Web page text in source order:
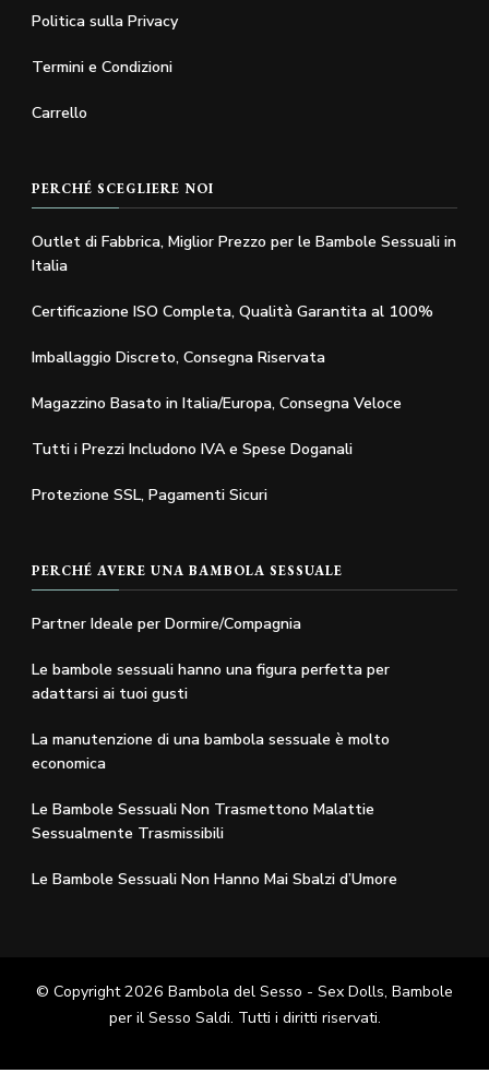
Politica sulla Privacy
Termini e Condizioni
Carrello
PERCHÉ SCEGLIERE NOI
Outlet di Fabbrica, Miglior Prezzo per le Bambole Sessuali in
Italia
Certificazione ISO Completa, Qualità Garantita al 100%
Imballaggio Discreto, Consegna Riservata
Magazzino Basato in Italia/Europa, Consegna Veloce
Tutti i Prezzi Includono IVA e Spese Doganali
Protezione SSL, Pagamenti Sicuri
PERCHÉ AVERE UNA BAMBOLA SESSUALE
Partner Ideale per Dormire/Compagnia
Le bambole sessuali hanno una figura perfetta per
adattarsi ai tuoi gusti
La manutenzione di una bambola sessuale è molto
economica
Le Bambole Sessuali Non Trasmettono Malattie
Sessualmente Trasmissibili
Le Bambole Sessuali Non Hanno Mai Sbalzi d’Umore
© Copyright 2026 Bambola del Sesso - Sex Dolls​, Bambole
per il Sesso Saldi. Tutti i diritti riservati.